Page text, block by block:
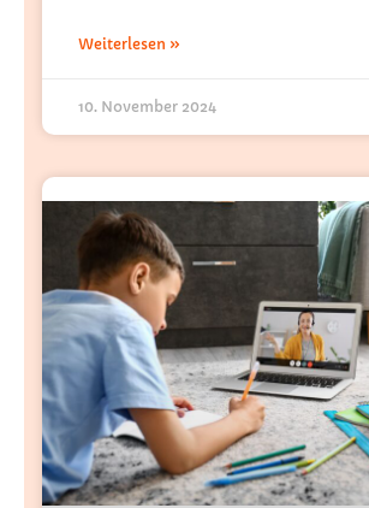
Weiterlesen »
10. November 2024